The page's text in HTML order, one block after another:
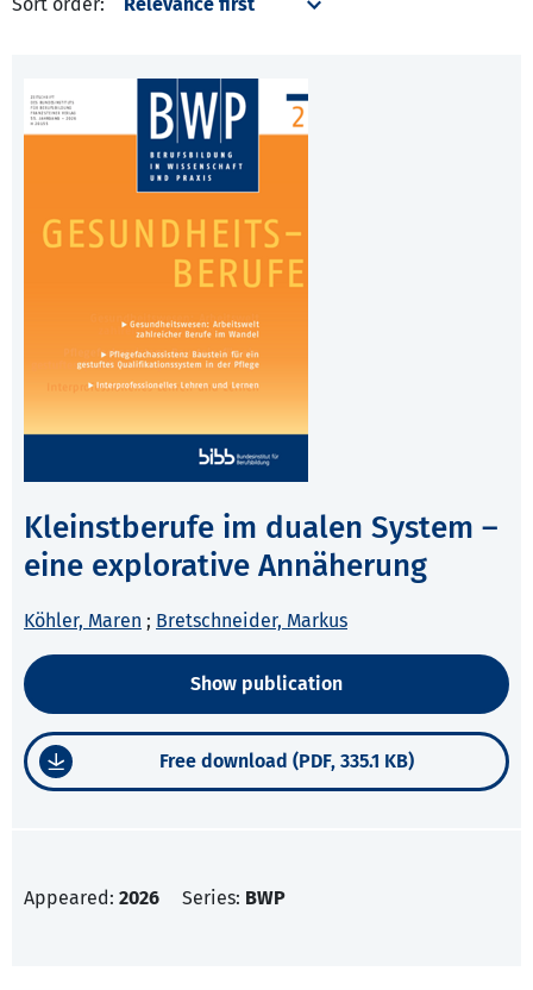
Kleinstberufe im dualen System –
eine explorative Annäherung
Köhler, Maren ; Bretschneider, Markus
Show publication
Free download (PDF, 335.1 KB)
Appeared: 2026 Series: BWP